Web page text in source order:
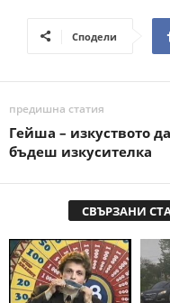
Сподели
предишна статия
Гейша – изкуството да
бъдеш изкусителка
СВЪРЗАНИ